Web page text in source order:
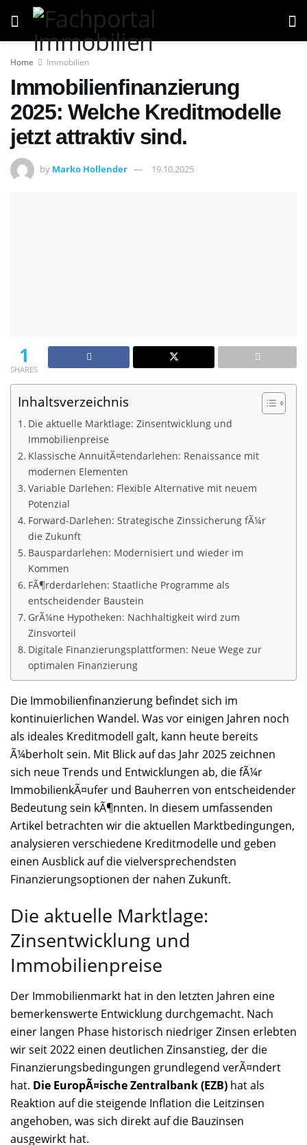
Home Immobilien
Immobilienfinanzierung
2025: Welche Kreditmodelle
jetzt attraktiv sind.
by Marko Hollender 19.10.2025
1
SHARES
Inhaltsverzeichnis
Die aktuelle Marktlage: Zinsentwicklung und
Immobilienpreise
Klassische AnnuitÃ¤tendarlehen: Renaissance mit
modernen Elementen
Variable Darlehen: Flexible Alternative mit neuem
Potenzial
Forward-Darlehen: Strategische Zinssicherung fÃ¼r
die Zukunft
Bauspardarlehen: Modernisiert und wieder im
Kommen
FÃ¶rderdarlehen: Staatliche Programme als
entscheidender Baustein
GrÃ¼ne Hypotheken: Nachhaltigkeit wird zum
Zinsvorteil
Digitale Finanzierungsplattformen: Neue Wege zur
optimalen Finanzierung
Die Immobilienfinanzierung befindet sich im
kontinuierlichen Wandel. Was vor einigen Jahren noch
als ideales Kreditmodell galt, kann heute bereits
Ã¼berholt sein. Mit Blick auf das Jahr 2025 zeichnen
sich neue Trends und Entwicklungen ab, die fÃ¼r
ImmobilienkÃ¤ufer und Bauherren von entscheidender
Bedeutung sein kÃ¶nnten. In diesem umfassenden
Artikel betrachten wir die aktuellen Marktbedingungen,
analysieren verschiedene Kreditmodelle und geben
einen Ausblick auf die vielversprechendsten
Finanzierungsoptionen der nahen Zukunft.
Die aktuelle Marktlage:
Zinsentwicklung und
Immobilienpreise
Der Immobilienmarkt hat in den letzten Jahren eine
bemerkenswerte Entwicklung durchgemacht. Nach
einer langen Phase historisch niedriger Zinsen erlebten
wir seit 2022 einen deutlichen Zinsanstieg, der die
Finanzierungsbedingungen grundlegend verÃ¤ndert
hat. Die EuropÃ¤ische Zentralbank (EZB) hat als
Reaktion auf die steigende Inflation die Leitzinsen
angehoben, was sich direkt auf die Bauzinsen
ausgewirkt hat.